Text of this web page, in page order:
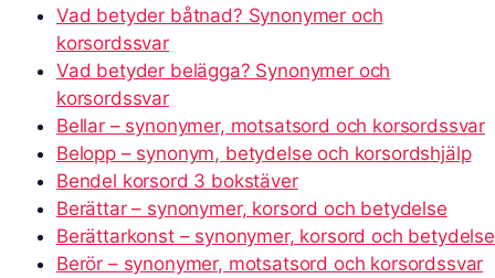
Vad betyder båtnad? Synonymer och
korsordssvar
Vad betyder belägga? Synonymer och
korsordssvar
Bellar – synonymer, motsatsord och korsordssvar
Belopp – synonym, betydelse och korsordshjälp
Bendel korsord 3 bokstäver
Berättar – synonymer, korsord och betydelse
Berättarkonst – synonymer, korsord och betydelse
Berör – synonymer, motsatsord och korsordssvar